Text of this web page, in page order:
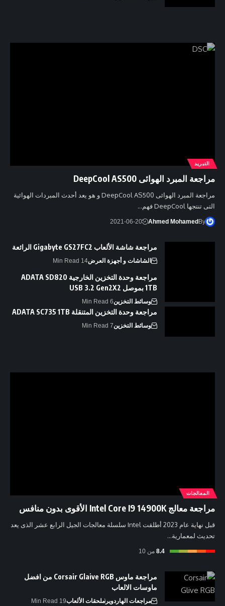
التبريد
مراجعة المبرد الهوائى DeepCool AS500
مراجعة المبرد الهوائى DeepCool AS500 و هو يعد أحدث المبردات الهوائية
التى تنتجها DeepCool فهم…
By
Ahmed Mohamed
2021-06-20
مراجعة شاشة الألعاب Gigabyte GS27FC2 الرائعة
الشاشات و أجهزة العرض14 Min Read
مراجعة وحدة التخزين الخارجية ADATA SD820
1TB بموصل USB 3.2 Gen2X2
وسائط التخزين6 Min Read
مراجعة وحدة التخزين المتنقلة ADATA SC735 1TB
وسائط التخزين7 Min Read
المعالجات
مراجعة معالج Intel Core I9 14900K الأقوى بدون منافس
قبل نهاية عام 2023 أطلقت Intel سلسلة معالجات الجيل الرابع عشر الذى يعد
تحديث لمعمارية…
8.4من 10
مراجعة ماوس Corsair Glaive RGB من افضل
ماوسات الالعاب
مراجعات الهاردويرملحقات الألعاب19 Min Read